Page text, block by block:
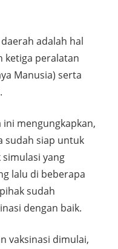
adalah hal
ketiga peralatan
Manusia) serta
ini mengungkapkan,
sudah siap untuk
simulasi yang
lalu di beberapa
sudah
dengan baik.
vaksinasi dimulai,